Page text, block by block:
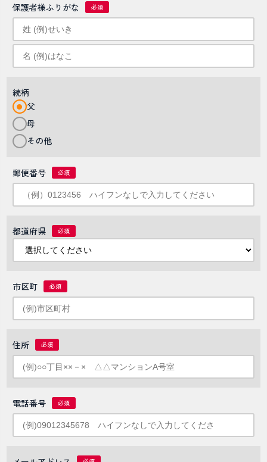
保護者様ふりがな
続柄
父
母
その他
郵便番号
都道府県
市区町
住所
電話番号